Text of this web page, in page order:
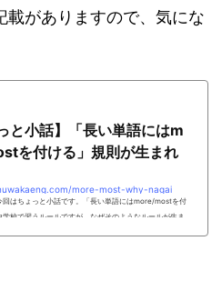
載がありますので、気にな
と小話】「長い単語にはm
を付ける」規則が生まれ
more-most-why-nagai
回はちょっと小話です。「長い単語にはmore/mostを付
学校で習うルールですが、なぜそのようなルールが生ま